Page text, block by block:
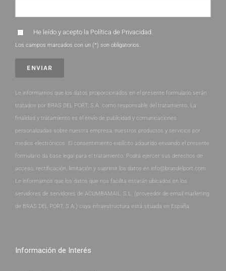
He leído y acepto la Política de Privacidad.
Los campos marcados con un (*) son obligatorios.
Le informamos que los datos proporcionados en el presente formulario serán
tratados por BRAS DEL PORT, S.A. como responsable del tratamiento. La
finalidad y tratamiento es el envío de publicidad y comunicaciones
personalizadas sobre nuestra empresa, nuestros productos y servicios por
medios electrónicos. El consentimiento explícito adquirido enviando el presente
formulario da base legal para el tratamiento. Podrá ejercer sus derechos de
acceso, rectificación, limitación y suprimir los datos en info@brasdelport.com.
Le informamos que los datos que nos facilita estarán ubicados en los
servidores de servidores de ACUMBAMAIL, S.L. (proveedor de email marketing
de BRAS DEL PORT, S.A.) cuya infraestructura está situada en España.
Información de Interés